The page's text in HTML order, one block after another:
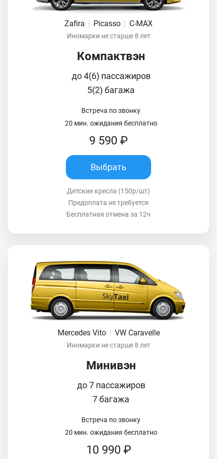
Zafira | Picasso | C-MAX
Иномарки не старше 8 лет
Компактвэн
до 4(6) пассажиров
5(2) багажа
Встреча по звонку
20 мин. ожидания бесплатно
9 590 ₽
Выбрать
Детские кресла (150р/шт)
Предоплата не требуется
Бесплатная отмена за 12ч
Mercedes Vito VW Caravelle
Иномарки не старше 8 лет
Минивэн
до 7 пассажиров
7 багажа
Встреча по звонку
20 мин. ожидания бесплатно
10 990 ₽